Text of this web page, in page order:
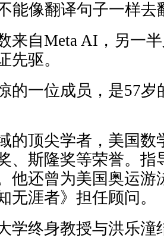
能像翻译句子一样去
来自Meta AI，另一
先驱。
的一位成员，是57岁
的顶尖学者，美国数
、斯隆奖等荣誉。指
他还曾为美国奥运游
无涯者》担任顾问。
学终身教授与洪乐潼